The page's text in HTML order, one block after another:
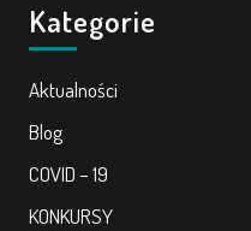
Kategorie
Aktualności
Blog
COVID – 19
KONKURSY